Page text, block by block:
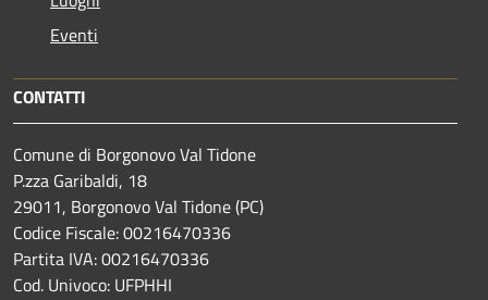
Eventi
CONTATTI
Comune di Borgonovo Val Tidone
P.zza Garibaldi, 18
29011, Borgonovo Val Tidone (PC)
Codice Fiscale: 00216470336
Partita IVA: 00216470336
Cod. Univoco: UFPHHI